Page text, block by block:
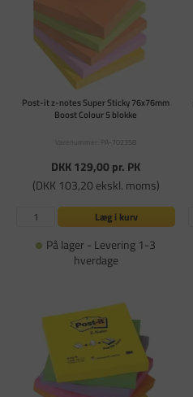
Post-it z-notes Super Sticky 76x76mm
Boost Colour 5 blokke
Varenummer: PA-702358
DKK 129,00pr. PK
(DKK 103,20 ekskl. moms)
Læg i kurv
På lager - Levering 1-3
hverdage